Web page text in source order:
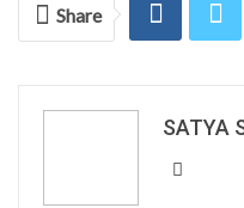
Share
SATYA